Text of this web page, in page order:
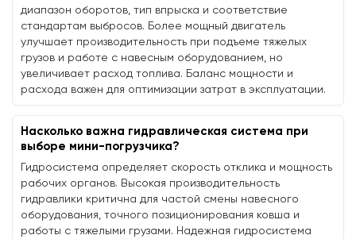
диапазон оборотов, тип впрыска и соответствие
стандартам выбросов. Более мощный двигатель
улучшает производительность при подъеме тяжелых
грузов и работе с навесным оборудованием, но
увеличивает расход топлива. Баланс мощности и
расхода важен для оптимизации затрат в эксплуатации.
Насколько важна гидравлическая система при
выборе мини-погрузчика?
Гидросистема определяет скорость отклика и мощность
рабочих органов. Высокая производительность
гидравлики критична для частой смены навесного
оборудования, точного позиционирования ковша и
работы с тяжелыми грузами. Надежная гидросистема